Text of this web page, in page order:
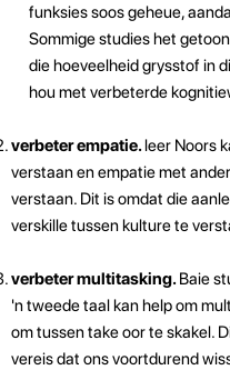
funksies soos geheue,
Sommige studies het
die hoeveelheid grysstof in
hou met verbeterde
verbeter empatie.leer Noors
verstaan ​​en empatie met
verstaan. Dit is omdat die
verskille tussen kulture te
verbeter multitasking.Baie
'n tweede taal kan help om
om tussen take oor te skakel.
vereis dat ons voortdurend